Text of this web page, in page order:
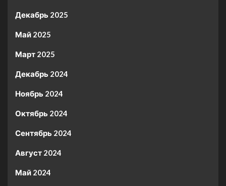
Декабрь 2025
Май 2025
Март 2025
Декабрь 2024
Ноябрь 2024
Октябрь 2024
Сентябрь 2024
Август 2024
Май 2024